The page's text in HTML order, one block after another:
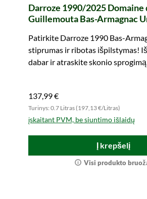
Darroze 1990/2025 Domaine
Guillemouta Bas-Armagnac
Patirkite Darroze 1990 Bas-
stiprumas ir ribotas išpilstymas!
dabar ir atraskite skonio
137,99 €
Turinys: 0.7 Litras (197,13 €/Litras)
įskaitant PVM, be siuntimo išlaidų
Į krepšelį
Visi produkto